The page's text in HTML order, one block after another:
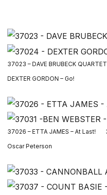
37023 – DAVE BRUBECK
DEXTER GORDON – Go!
37026 – ETTA JAMES – At Last!
Oscar Peterson